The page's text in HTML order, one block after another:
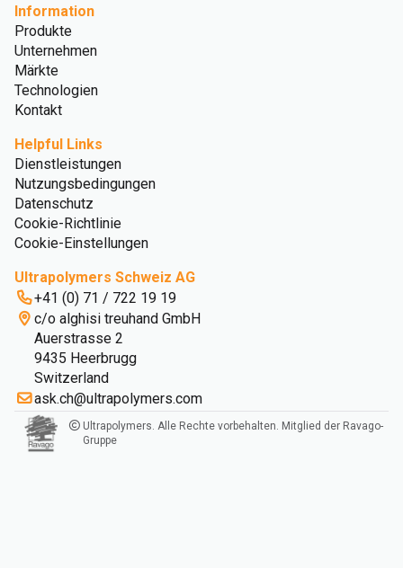
Information
Produkte
Unternehmen
Märkte
Technologien
Kontakt
Helpful Links
Dienstleistungen
Nutzungsbedingungen
Datenschutz
Cookie-Richtlinie
Cookie-Einstellungen
Ultrapolymers Schweiz AG
+41 (0) 71 / 722 19 19
c/o alghisi treuhand GmbH
Auerstrasse 2
9435 Heerbrugg
Switzerland
ask.ch@ultrapolymers.com
Ultrapolymers. Alle Rechte vorbehalten. Mitglied der Ravago-
Gruppe